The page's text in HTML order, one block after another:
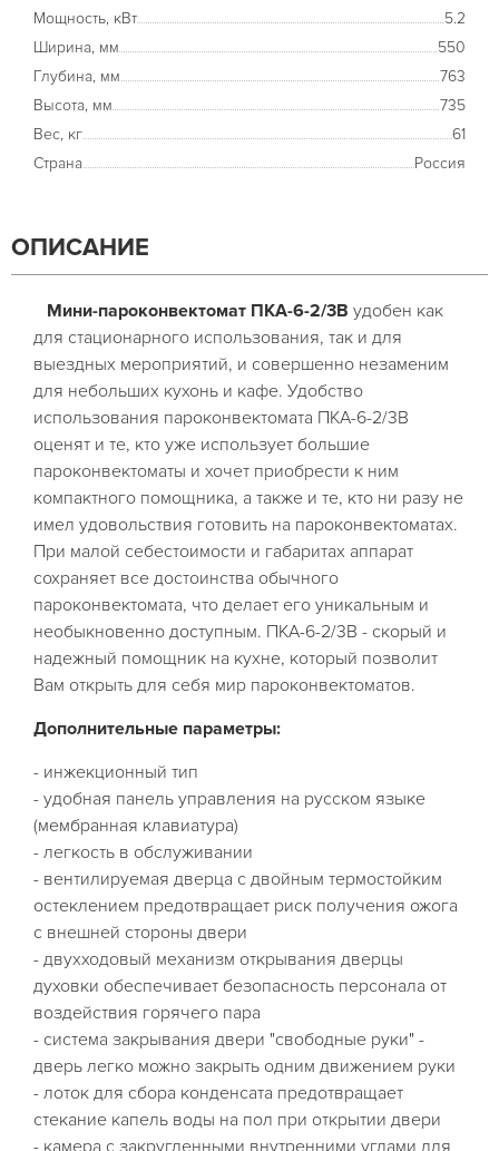
Мощность, кВт
5.2
Ширина, мм
550
Глубина, мм
763
Высота, мм
735
Вес, кг
61
Страна
Россия
ОПИСАНИЕ
Мини-пароконвектомат ПКА-6-2/3В удобен как
для стационарного использования, так и для
выездных мероприятий, и совершенно незаменим
для небольших кухонь и кафе. Удобство
использования пароконвектомата ПКА-6-2/3В
оценят и те, кто уже использует большие
пароконвектоматы и хочет приобрести к ним
компактного помощника, а также и те, кто ни разу не
имел удовольствия готовить на пароконвектоматах.
При малой себестоимости и габаритах аппарат
сохраняет все достоинства обычного
пароконвектомата, что делает его уникальным и
необыкновенно доступным. ПКА-6-2/3В - скорый и
надежный помощник на кухне, который позволит
Вам открыть для себя мир пароконвектоматов.
Дополнительные параметры:
- инжекционный тип
- удобная панель управления на русском языке
(мембранная клавиатура)
- легкость в обслуживании
- вентилируемая дверца с двойным термостойким
остеклением предотвращает риск получения ожога
с внешней стороны двери
- двухходовый механизм открывания дверцы
духовки обеспечивает безопасность персонала от
воздействия горячего пара
- система закрывания двери "свободные руки" -
дверь легко можно закрыть одним движением руки
- лоток для сбора конденсата предотвращает
стекание капель воды на пол при открытии двери
- камера с закругленными внутренними углами для